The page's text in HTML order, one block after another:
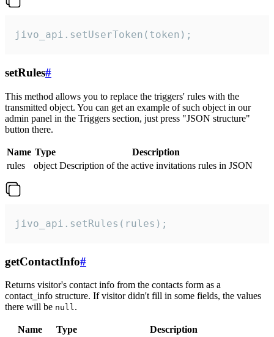
jivo_api.setUserToken(token);
setRules#
This method allows you to replace the triggers' rules with the
transmitted object. You can get an example of such object in our
admin panel in the Triggers section, just press "JSON structure"
button there.
Name Type
Description
rules
object Description of the active invitations rules in JSON
jivo_api.setRules(rules);
getContactInfo#
Returns visitor's contact info from the contacts form as a
contact_info structure. If visitor didn't fill in some fields, the values
there will be null.
Name Type
Description